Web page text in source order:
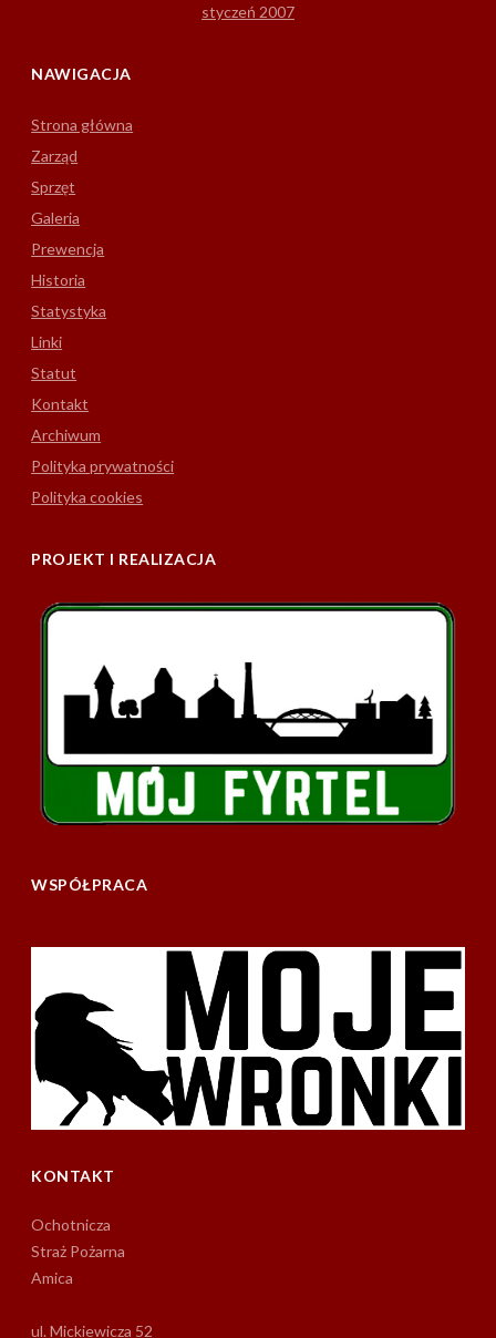
styczeń 2007
NAWIGACJA
Strona główna
Zarząd
Sprzęt
Galeria
Prewencja
Historia
Statystyka
Linki
Statut
Kontakt
Archiwum
Polityka prywatności
Polityka cookies
PROJEKT I REALIZACJA
WSPÓŁPRACA
KONTAKT
Ochotnicza
Straż Pożarna
Amica
ul. Mickiewicza 52